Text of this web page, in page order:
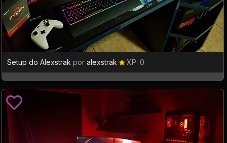
Setup do Alexstrak por alexstrak XP: 0